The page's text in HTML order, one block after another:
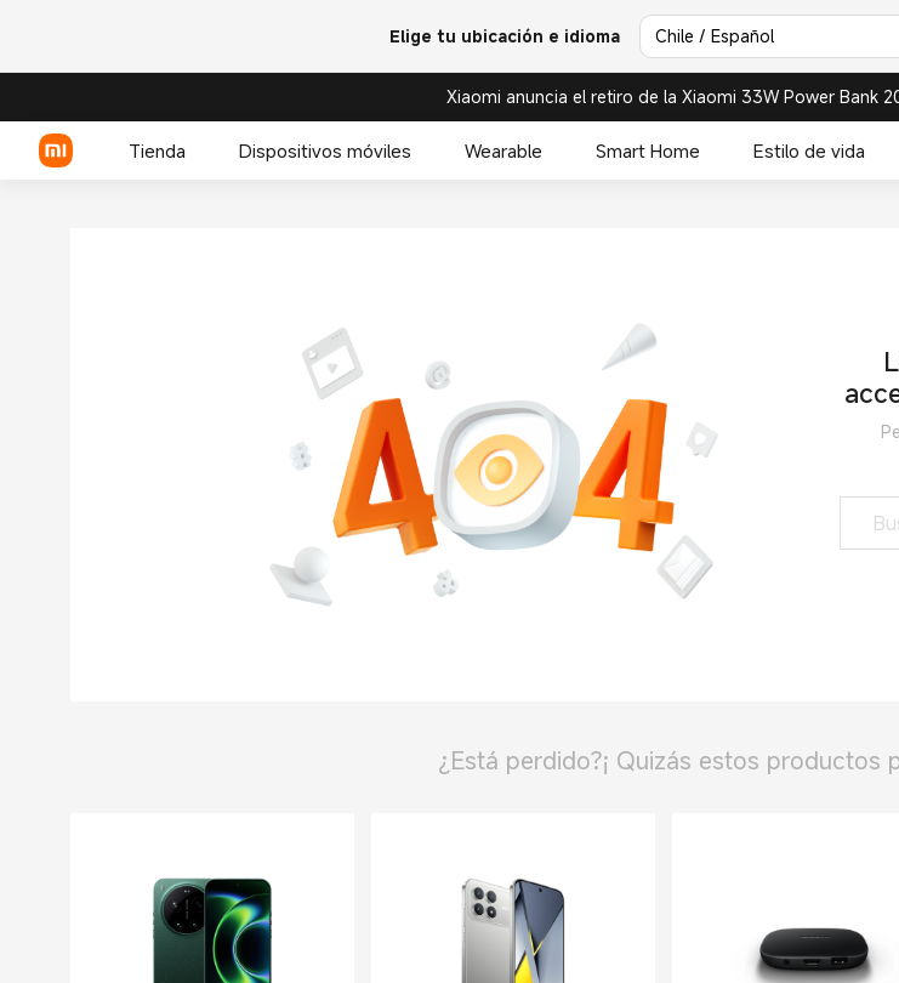
Elige tu ubicación e idioma Chile / Español
Xiaomi anuncia el retiro de la Xiaomi 33W Power Bank
Tienda Dispositivos móviles Wearable Smart Home Estilo de vida
¿Está perdido?¡ Quizás estos productos